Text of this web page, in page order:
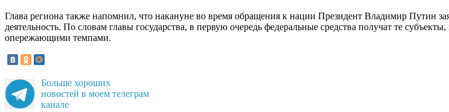
Глава региона также напомнил, что накануне во время обращения к нации Президент Владимир Путин
деятельность. По словам главы государства, в первую очередь федеральные средства получат те
опережающими темпами.
Больше хороших
новостей в моем телеграм
канале